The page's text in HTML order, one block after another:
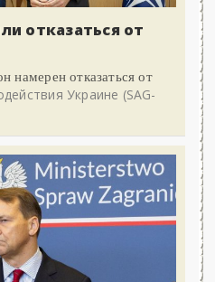
отказаться от
намерен отказаться от
Украине (SAG-